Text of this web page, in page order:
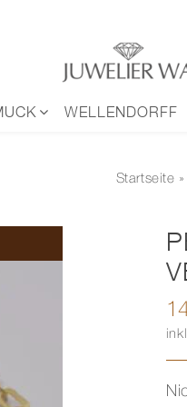
WELLENDORFF
Startseite